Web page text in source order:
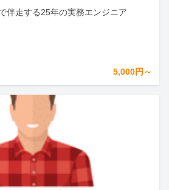
伴走する25年の実務エンジニア
5,000円～